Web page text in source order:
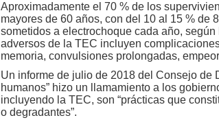
Aproximadamente el 70 % de los
mayores de 60 años, con del 10 al 15 % de
sometidos a electrochoque cada año,
adversos de la TEC incluyen
memoria, convulsiones prolongadas,
Un informe de julio de 2018 del Consejo de
humanos” hizo un llamamiento a los
incluyendo la TEC, son “prácticas que
o degradantes”.